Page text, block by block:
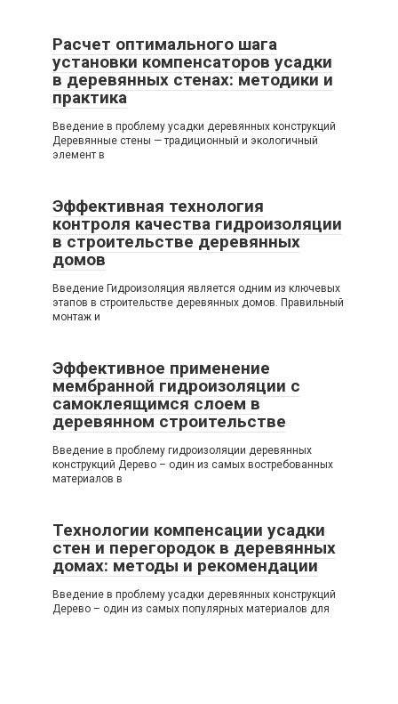
Расчет оптимального шага
установки компенсаторов усадки
в деревянных стенах: методики и
практика
Введение в проблему усадки деревянных конструкций
Деревянные стены — традиционный и экологичный
элемент в
Эффективная технология
контроля качества гидроизоляции
в строительстве деревянных
домов
Введение Гидроизоляция является одним из ключевых
этапов в строительстве деревянных домов. Правильный
монтаж и
Эффективное применение
мембранной гидроизоляции с
самоклеящимся слоем в
деревянном строительстве
Введение в проблему гидроизоляции деревянных
конструкций Дерево – один из самых востребованных
материалов в
Технологии компенсации усадки
стен и перегородок в деревянных
домах: методы и рекомендации
Введение в проблему усадки деревянных конструкций
Дерево – один из самых популярных материалов для